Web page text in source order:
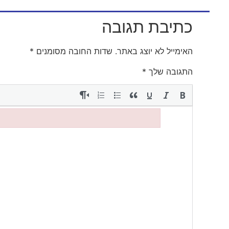
כתיבת תגובה
האימייל לא יוצג באתר. שדות החובה מסומנים *
התגובה שלך *